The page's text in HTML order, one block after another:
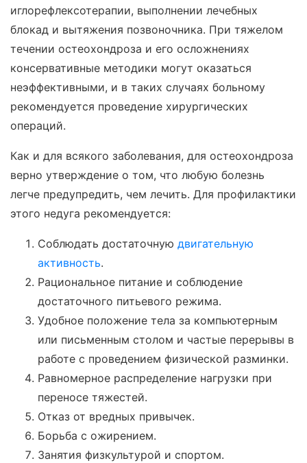
иглорефлексотерапии, выполнении лечебных
блокад и вытяжения позвоночника. При тяжелом
течении остеохондроза и его осложнениях
консервативные методики могут оказаться
неэффективными, и в таких случаях больному
рекомендуется проведение хирургических
операций.
Как и для всякого заболевания, для остеохондроза
верно утверждение о том, что любую болезнь
легче предупредить, чем лечить. Для профилактики
этого недуга рекомендуется:
Соблюдать достаточную двигательную
активность.
Рациональное питание и соблюдение
достаточного питьевого режима.
Удобное положение тела за компьютерным
или письменным столом и частые перерывы в
работе с проведением физической разминки.
Равномерное распределение нагрузки при
переносе тяжестей.
Отказ от вредных привычек.
Борьба с ожирением.
Занятия физкультурой и спортом.